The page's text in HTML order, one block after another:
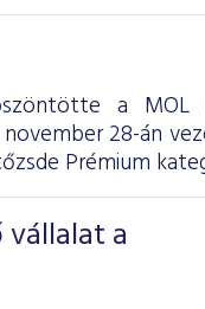
a
28-án
Prémium
a